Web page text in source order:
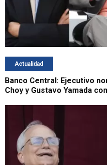
Actualidad
Banco Central: Ejecutivo
Choy y Gustavo Yamada